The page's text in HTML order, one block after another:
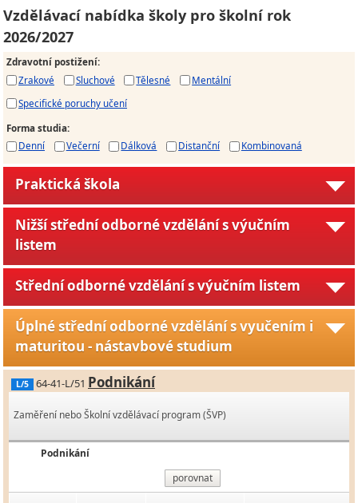
Vzdělávací nabídka školy pro školní rok
2026/2027
Zdravotní postižení:
Zrakové
Sluchové Tělesné
Mentální
Specifické poruchy učení
Forma studia:
Denní
Večerní Dálková Distanční Kombinovaná
Praktická škola
Nižší střední odborné vzdělání s výučním
listem
Střední odborné vzdělání s výučním listem
Úplné střední odborné vzdělání s vyučením i
maturitou - nástavbové studium
L/5 64-41-L/51 Podnikání
Zaměření nebo Školní vzdělávací program (ŠVP)
Podnikání
porovnat